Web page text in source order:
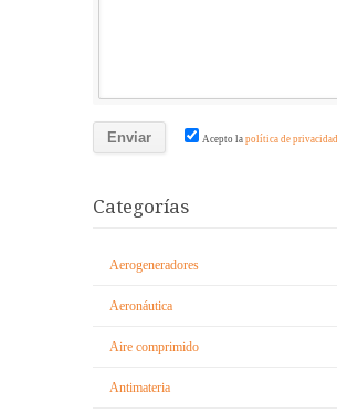
Acepto la política de privacidad
Categorías
Aerogeneradores
Aeronáutica
Aire comprimido
Antimateria